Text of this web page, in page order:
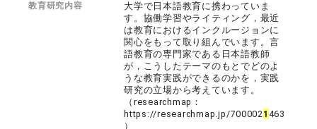
教育研究内容
大学で日本語教育に携わっていま
す。協働学習やライティング，最近
は教育におけるインクルージョンに
関心をもって取り組んでいます。言
語教育の専門家である日本語教師
が，こうしたテーマのもとでどのよ
うな教育実践ができるのかを，実践
研究の立場から考えています。
（researchmap：
https://researchmap.jp/7000021 463
）